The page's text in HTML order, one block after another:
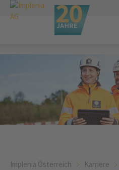
Implenia Österreich Karriere